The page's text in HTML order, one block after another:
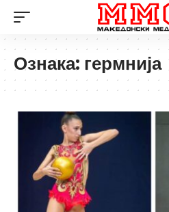
Ознака: гермнија